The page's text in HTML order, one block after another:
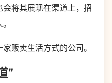
将其展现在渠道上，招
贩卖生活方式的公司。
”